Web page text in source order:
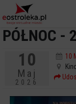
PÓŁNOC -
10
Maj
2026
10